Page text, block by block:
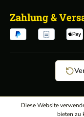
Zahlung &
AGB/
Diese Website
bieten zu